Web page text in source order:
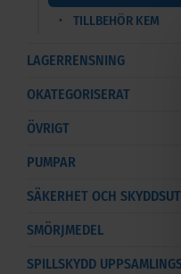
TILLBEHÖR KEM
LAGERRENSNING
OKATEGORISERAT
ÖVRIGT
PUMPAR
SÄKERHET OCH
SMÖRJMEDEL
SPILLSKYDD